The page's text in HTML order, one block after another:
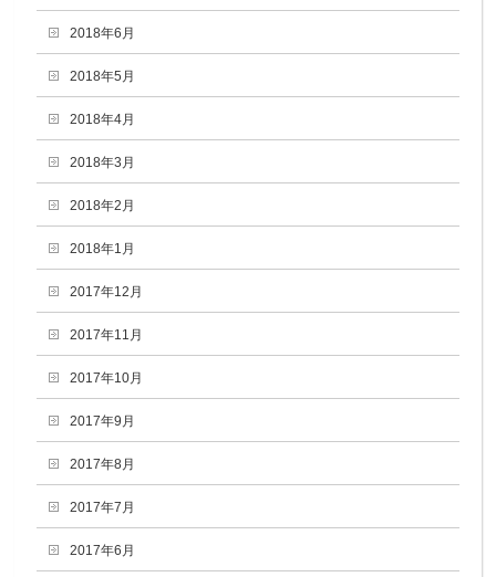
2018年6月
2018年5月
2018年4月
2018年3月
2018年2月
2018年1月
2017年12月
2017年11月
2017年10月
2017年9月
2017年8月
2017年7月
2017年6月